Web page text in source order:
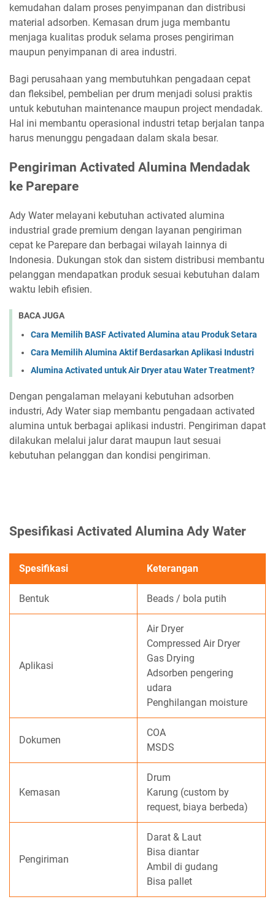
kemudahan dalam proses penyimpanan dan distribusi
material adsorben. Kemasan drum juga membantu
menjaga kualitas produk selama proses pengiriman
maupun penyimpanan di area industri.
Bagi perusahaan yang membutuhkan pengadaan cepat
dan fleksibel, pembelian per drum menjadi solusi praktis
untuk kebutuhan maintenance maupun project mendadak.
Hal ini membantu operasional industri tetap berjalan tanpa
harus menunggu pengadaan dalam skala besar.
Pengiriman Activated Alumina Mendadak
ke Parepare
Ady Water melayani kebutuhan activated alumina
industrial grade premium dengan layanan pengiriman
cepat ke Parepare dan berbagai wilayah lainnya di
Indonesia. Dukungan stok dan sistem distribusi membantu
pelanggan mendapatkan produk sesuai kebutuhan dalam
waktu lebih efisien.
BACA JUGA
Cara Memilih BASF Activated Alumina atau Produk Setara
Cara Memilih Alumina Aktif Berdasarkan Aplikasi Industri
Alumina Activated untuk Air Dryer atau Water Treatment?
Dengan pengalaman melayani kebutuhan adsorben
industri, Ady Water siap membantu pengadaan activated
alumina untuk berbagai aplikasi industri. Pengiriman dapat
dilakukan melalui jalur darat maupun laut sesuai
kebutuhan pelanggan dan kondisi pengiriman.
Spesifikasi Activated Alumina Ady Water
Spesifikasi Keterangan
Bentuk Beads / bola putih
Aplikasi
Air Dryer
Compressed Air Dryer
Gas Drying
Adsorben pengering
udara
Penghilangan moisture
Dokumen
COA
MSDS
Kemasan
Drum
Karung (custom by
request, biaya berbeda)
Pengiriman
Darat & Laut
Bisa diantar
Ambil di gudang
Bisa pallet